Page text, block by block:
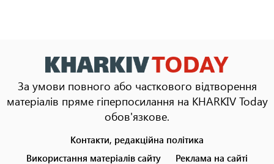
За умови повного або часткового відтворення
матеріалів пряме гіперпосилання на KHARKIV Today
обов'язкове.
menu
Контакти, редакційна політика
Використання матеріалів сайту
Реклама на сайті